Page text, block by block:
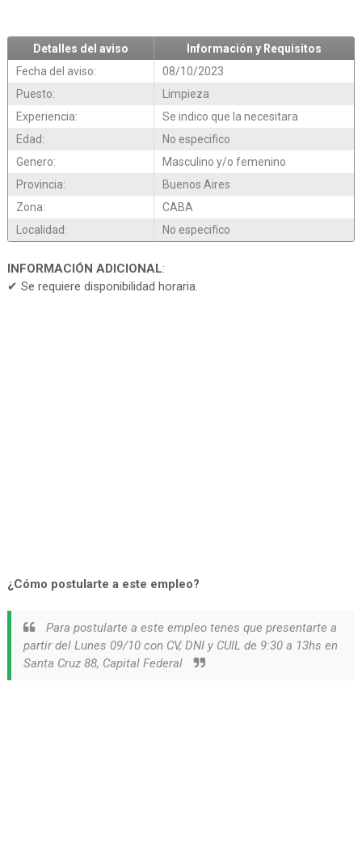
Detalles del aviso
Información y Requisitos
Fecha del aviso:
08/10/2023
Puesto:
Limpieza
Experiencia:
Se indico que la necesitara
Edad:
No especifico
Genero:
Masculino y/o femenino
Provincia:
Buenos Aires
Zona:
CABA
Localidad:
No especifico
INFORMACIÓN ADICIONAL:
✔ Se requiere disponibilidad horaria.
¿Cómo postularte a este empleo?
Para postularte a este empleo tenes que presentarte a
partir del Lunes 09/10 con CV, DNI y CUIL de 9:30 a 13hs en
Santa Cruz 88, Capital Federal